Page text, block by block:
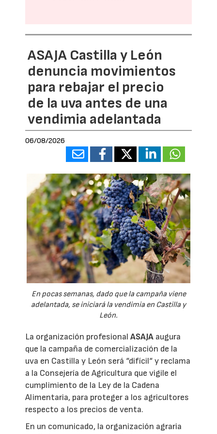
ASAJA Castilla y León
denuncia movimientos
para rebajar el precio
de la uva antes de una
vendimia adelantada
06/08/2026
En pocas semanas, dado que la campaña viene
adelantada, se iniciará la vendimia en Castilla y
León.
La organización profesionalASAJA augura
que la campaña de comercialización de la
uva en Castilla y León será “difícil“ y reclama
a la Consejería de Agricultura que vigile el
cumplimiento de la Ley de la Cadena
Alimentaria, para proteger a los agricultores
respecto a los precios de venta.
En un comunicado, la organización agraria